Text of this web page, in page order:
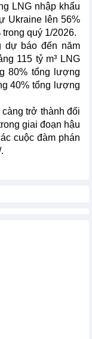
LNG nhập khẩu
Ukraine lên 56%
quý 1/2026.
dự báo đến năm
115 tỷ m³ LNG
80% tổng lượng
40% tổng lượng
trở thành đối
giai đoạn hậu
cuộc đàm phán